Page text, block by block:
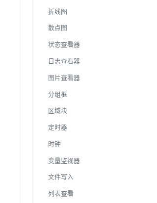
折线图
散点图
状态查看器
日志查看器
图片查看器
分组框
区域块
定时器
时钟
变量监视器
文件写入
列表查看